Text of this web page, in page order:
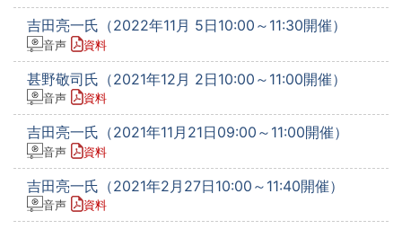
吉田亮一氏（2022年11月 5日10:00～11:30開催）
音声 資料
甚野敬司氏（2021年12月 2日10:00～11:00開催）
音声 資料
吉田亮一氏（2021年11月21日09:00～11:00開催）
音声 資料
吉田亮一氏（2021年2月27日10:00～11:40開催）
音声 資料